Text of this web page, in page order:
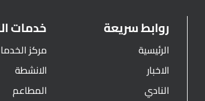
روابط سريعة
الرئيسية
الاخبار
النادي
خدمات
مركز
الانشطة
المطاعم